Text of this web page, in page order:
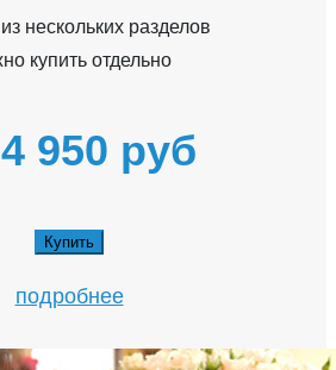
нескольких разделов
купить отдельно
950 руб
Купить
подробнее